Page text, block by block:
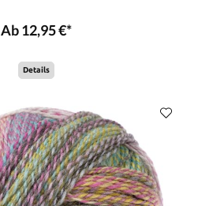
Ab 12,95 €*
Details